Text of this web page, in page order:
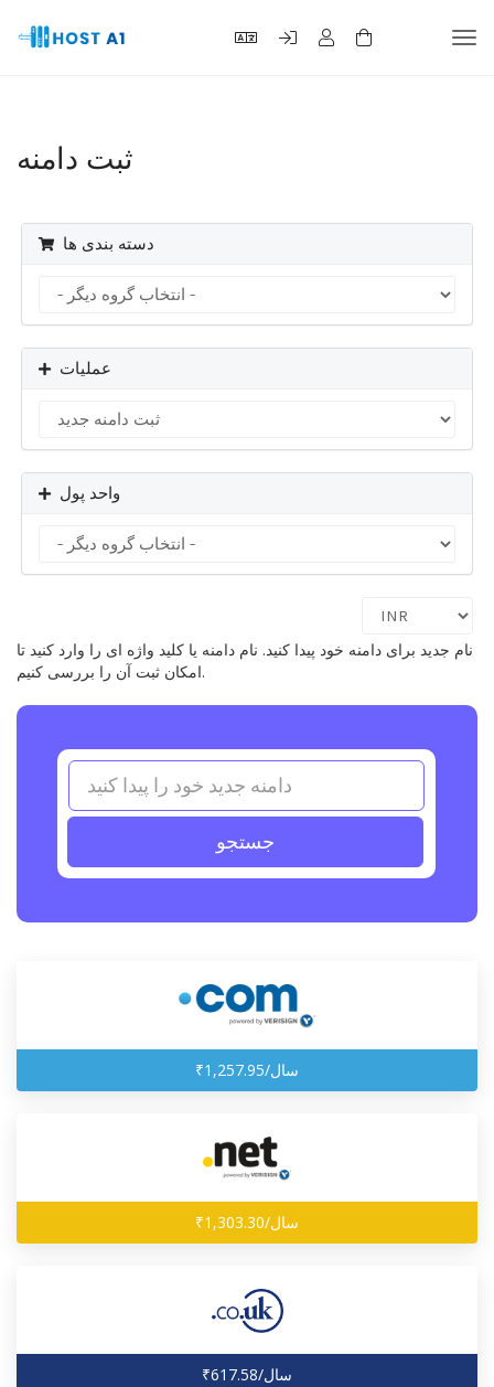
تغییر
ثبت دامنه
دسته بندی ها
عملیات
واحد پول
نام جدید برای دامنه خود پیدا کنید. نام دامنه یا کلید واژه ای را وارد کنید تا
امکان ثبت آن را بررسی کنیم.
جستجو
₹1,257.95/سال
₹1,303.30/سال
₹617.58/سال